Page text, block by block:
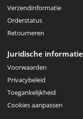
Verzendinformatie
Orderstatus
Retourneren
Juridische informatie
Voorwaarden
Privacybeleid
Toegankelijkheid
Cookies aanpassen